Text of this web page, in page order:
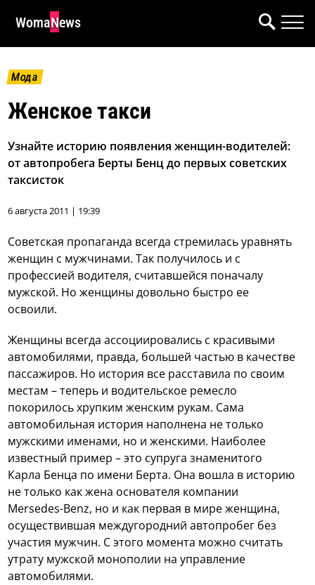
WomaNews
Мода
Женское такси
Узнайте историю появления женщин-водителей:
от автопробега Берты Бенц до первых советских
таксисток
6 августа 2011 | 19:39
Советская пропаганда всегда стремилась уравнять
женщин с мужчинами. Так получилось и с
профессией водителя, считавшейся поначалу
мужской. Но женщины довольно быстро ее
освоили.
Женщины всегда ассоциировались с красивыми
автомобилями, правда, большей частью в качестве
пассажиров. Но история все расставила по своим
местам – теперь и водительское ремесло
покорилось хрупким женским рукам. Сама
автомобильная история наполнена не только
мужскими именами, но и женскими. Наиболее
известный пример – это супруга знаменитого
Карла Бенца по имени Берта. Она вошла в историю
не только как жена основателя компании
Mersedes-Benz, но и как первая в мире женщина,
осуществившая междугородний автопробег без
участия мужчин. С этого момента можно считать
утрату мужской монополии на управление
автомобилями.